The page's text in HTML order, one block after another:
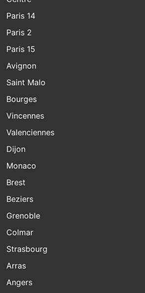
Paris 14
Paris 2
Paris 15
Avignon
Saint Malo
Bourges
Vincennes
Valenciennes
Dijon
Monaco
Brest
Beziers
Grenoble
Colmar
Strasbourg
Arras
Angers